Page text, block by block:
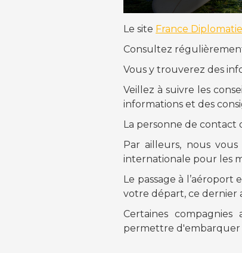
Le site France Diplomatie
Consultez
Vous y trouverez des
Veillez à suivre les
informations et des
La personne de
Par ailleurs, nous
internationale pour les
Le passage à
votre départ, ce dernier
Certaines
permettre d'embarquer